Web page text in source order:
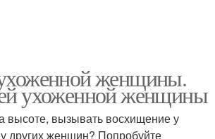
женщины.
ухоженной женщины
высоте, вызывать восхищение у
других женщин? Попробуйте